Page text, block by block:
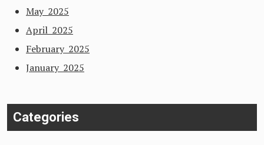
May 2025
April 2025
February 2025
January 2025
Categories